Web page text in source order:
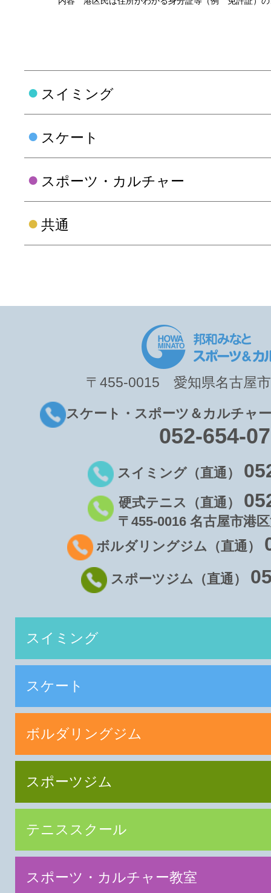
〒455-0015 愛知県名古屋
スケート・スポーツ＆カルチャ
052-654-
スイミング（直通）
硬式テニス（直通）
〒455-0016 名古屋市港
ボルダリングジム（直通）
スポーツジム（直通）
スイミング
スケート
ボルダリングジム
スポーツジム
テニススクール
スポーツ・カルチャー教室